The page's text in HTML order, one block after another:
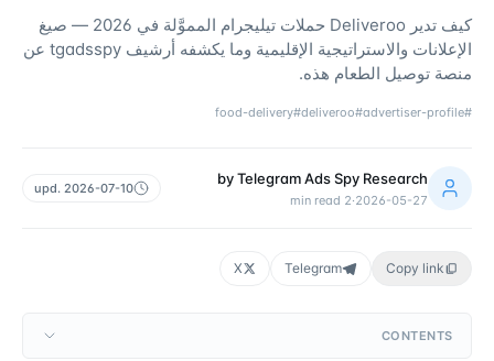
كيف تدير Deliveroo حملات تيليجرام المموَّلة في 2026 — صيغ
الإعلانات والاستراتيجية الإقليمية وما يكشفه أرشيف tgadsspy عن
منصة توصيل الطعام هذه.
#
advertiser-profile
#
deliveroo
#
food-delivery
byTelegram Ads Spy Research
2026-05-27
·
2
min read
upd. 2026-07-10
Copy link
Telegram
X
CONTENTS